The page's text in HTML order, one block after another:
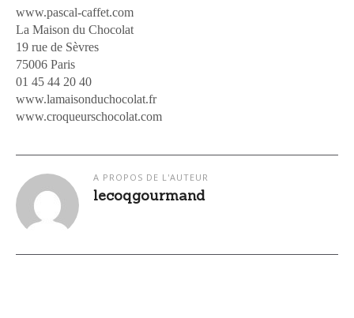
www.pascal-caffet.com
La Maison du Chocolat
19 rue de Sèvres
75006 Paris
01 45 44 20 40
www.lamaisonduchocolat.fr
www.croqueurschocolat.com
A PROPOS DE L'AUTEUR
lecoqgourmand